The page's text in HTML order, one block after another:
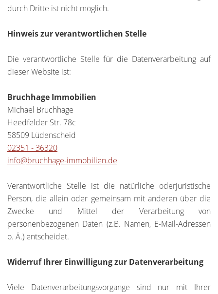
durch Dritte ist nicht möglich.
Hinweis zur verantwortlichen Stelle
Die verantwortliche Stelle für die Datenverarbeitung auf
dieser Website ist:
Bruchhage Immobilien
Michael Bruchhage
Heedfelder Str. 78c
58509 Lüdenscheid
02351 - 36320
info@bruchhage-immobilien.de
Verantwortliche Stelle ist die natürliche oderjuristische
Person, die allein oder gemeinsam mit anderen über die
Zwecke und Mittel der Verarbeitung von
personenbezogenen Daten (z.B. Namen, E-Mail-Adressen
o. Ä.) entscheidet.
Widerruf Ihrer Einwilligung zur Datenverarbeitung
Viele Datenverarbeitungsvorgänge sind nur mit Ihrer